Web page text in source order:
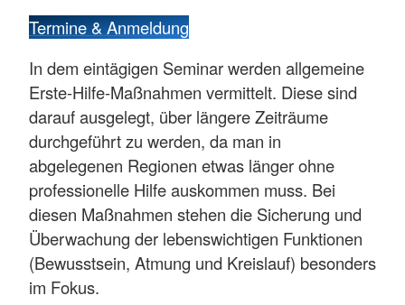
Termine & Anmeldung
In dem eintägigen Seminar werden allgemeine
Erste-Hilfe-Maßnahmen vermittelt. Diese sind
darauf ausgelegt, über längere Zeiträume
durchgeführt zu werden, da man in
abgelegenen Regionen etwas länger ohne
professionelle Hilfe auskommen muss. Bei
diesen Maßnahmen stehen die Sicherung und
Überwachung der lebenswichtigen Funktionen
(Bewusstsein, Atmung und Kreislauf) besonders
im Fokus.